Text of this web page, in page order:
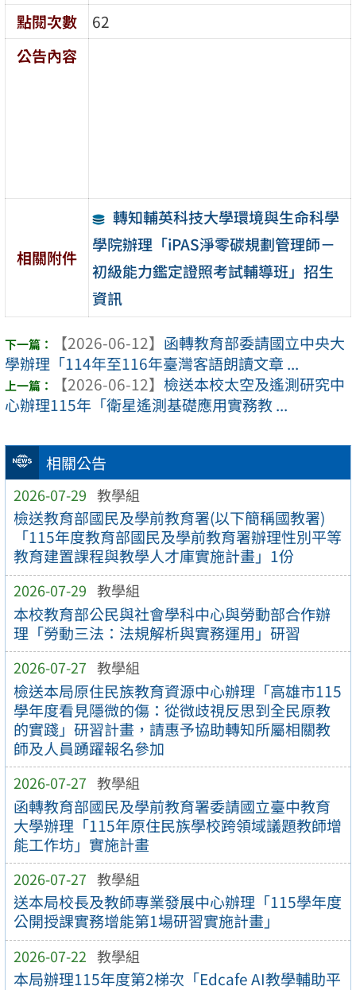
相關公告
2026-07-29 教學組
檢送教育部國民及學前教育署(以下簡稱國教署)
「115年度教育部國民及學前教育署辦理性別平等
教育建置課程與教學人才庫實施計畫」1份
2026-07-29 教學組
本校教育部公民與社會學科中心與勞動部合作辦
理「勞動三法：法規解析與實務運用」研習
2026-07-27 教學組
檢送本局原住民族教育資源中心辦理「高雄市115
學年度看見隱微的傷：從微歧視反思到全民原教
的實踐」研習計畫，請惠予協助轉知所屬相關教
師及人員踴躍報名參加
2026-07-27 教學組
函轉教育部國民及學前教育署委請國立臺中教育
大學辦理「115年原住民族學校跨領域議題教師增
能工作坊」實施計畫
2026-07-27 教學組
送本局校長及教師專業發展中心辦理「115學年度
公開授課實務增能第1場研習實施計畫」
2026-07-22 教學組
本局辦理115年度第2梯次「Edcafe AI教學輔助平
點閱次數
62
公告內容
相關附件
轉知輔英科技大學環境與生命科學
學院辦理「iPAS淨零碳規劃管理師－
初級能力鑑定證照考試輔導班」招生
資訊
【2026-06-12】 函轉教育部委請國立中央大
學辦理「114年至116年臺灣客語朗讀文章 ...
【2026-06-12】 檢送本校太空及遙測研究中
心辦理115年「衛星遙測基礎應用實務教 ...